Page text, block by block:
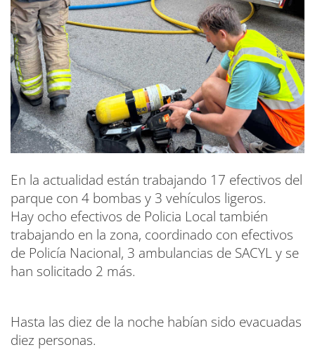
En la actualidad están trabajando 17 efectivos del
parque con 4 bombas y 3 vehículos ligeros.
Hay ocho efectivos de Policia Local también
trabajando en la zona, coordinado con efectivos
de Policía Nacional, 3 ambulancias de SACYL y se
han solicitado 2 más.
Hasta las diez de la noche habían sido evacuadas
diez personas.